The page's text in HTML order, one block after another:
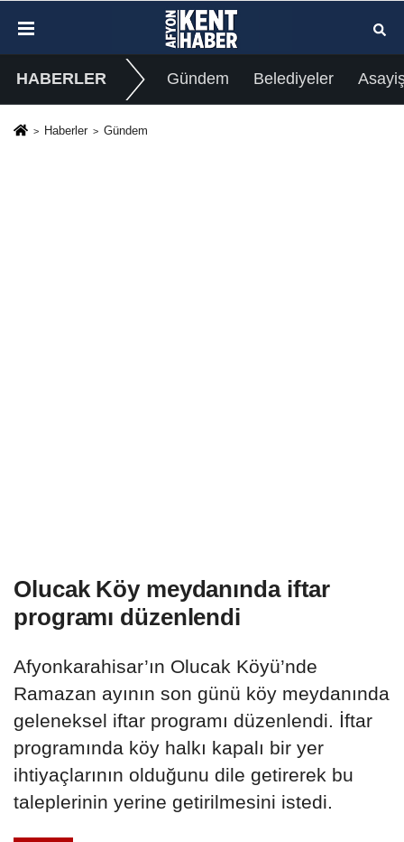
HABERLER Gündem Belediyeler
Haberler Gündem
Olucak Köy meydanında iftar
programı düzenlendi
Afyonkarahisar’ın Olucak Köyü’nde
Ramazan ayının son günü köy meydanında
geleneksel iftar programı düzenlendi. İftar
programında köy halkı kapalı bir yer
ihtiyaçlarının olduğunu dile getirerek bu
taleplerinin yerine getirilmesini istedi.